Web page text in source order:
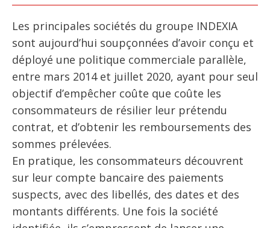
Les principales sociétés du groupe INDEXIA
sont aujourd’hui soupçonnées d’avoir conçu et
déployé une politique commerciale parallèle,
entre mars 2014 et juillet 2020, ayant pour seul
objectif d’empêcher coûte que coûte les
consommateurs de résilier leur prétendu
contrat, et d’obtenir les remboursements des
sommes prélevées.
En pratique, les consommateurs découvrent
sur leur compte bancaire des paiements
suspects, avec des libellés, des dates et des
montants différents. Une fois la société